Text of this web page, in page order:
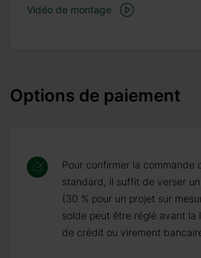
Vidéo de montage
Options de paiement
Pour confirmer la commande
standard, il suffit de verser
(30 % pour un projet sur
solde peut être réglé avant la
de crédit ou virement